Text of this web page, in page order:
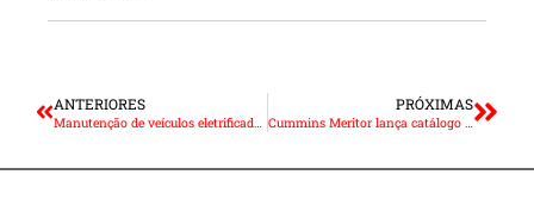
ANTERIORES PRÓXIMAS